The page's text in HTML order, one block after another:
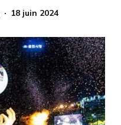
18 juin 2024